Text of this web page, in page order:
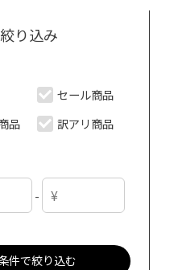
り込み
セール商品
品
訳アリ商品
-
件で絞り込む